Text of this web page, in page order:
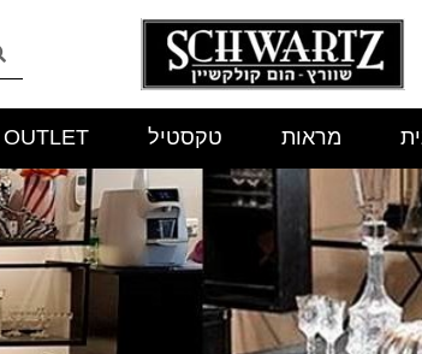
מראות טקסטיל OUTLET